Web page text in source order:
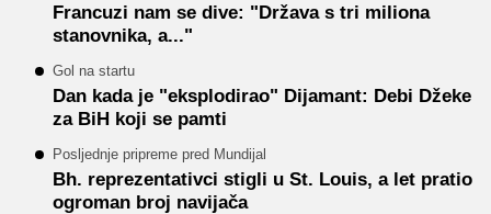
Francuzi nam se dive: "Država s tri miliona
stanovnika, a..."
Gol na startu
Dan kada je "eksplodirao" Dijamant: Debi Džeke
za BiH koji se pamti
Posljednje pripreme pred Mundijal
Bh. reprezentativci stigli u St. Louis, a let pratio
ogroman broj navijača